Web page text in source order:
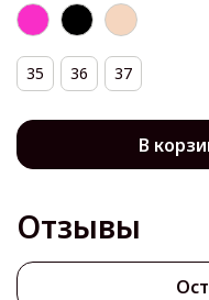
35 36 37
В
Отзывы